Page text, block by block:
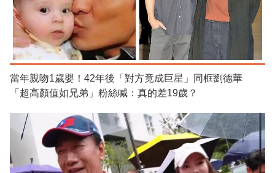
當年親吻1歲嬰！42年後「對方竟成巨星」同框劉德華
「超高顏值如兄弟」粉絲喊：真的差19歲？